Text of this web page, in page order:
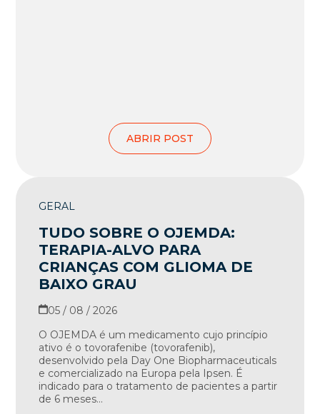
ABRIR POST
GERAL
TUDO SOBRE O OJEMDA:
TERAPIA-ALVO PARA
CRIANÇAS COM GLIOMA DE
BAIXO GRAU
05 / 08 / 2026
O OJEMDA é um medicamento cujo princípio
ativo é o tovorafenibe (tovorafenib),
desenvolvido pela Day One Biopharmaceuticals
e comercializado na Europa pela Ipsen. É
indicado para o tratamento de pacientes a partir
de 6 meses...